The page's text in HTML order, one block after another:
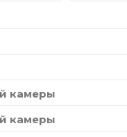
камеры
камеры